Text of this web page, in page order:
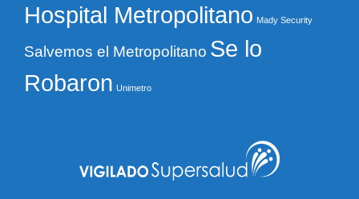
Hospital Metropolitano Mady Security
Salvemos el Metropolitano Se lo
Robaron Unimetro